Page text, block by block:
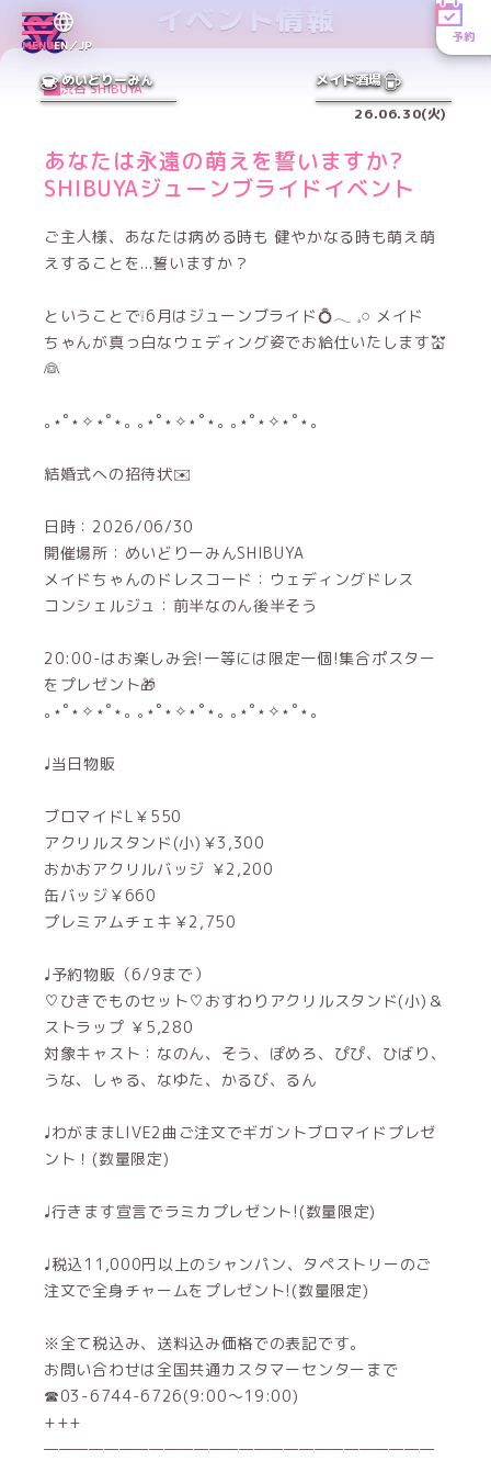
MENUEN／JP
予約
めいどりーみん メイド酒場
イベント情報
渋谷 SHIBUYA
26.06.30(火)
あなたは永遠の萌えを誓いますか?
SHIBUYAジューンブライドイベント
ご主人様、あなたは病める時も 健やかなる時も萌え萌
えすることを...誓いますか？
ということで❕6月はジューンブライド💍‪𓂃 𓈒𓏸 メイド
ちゃんが真っ白なウェディング姿でお給仕いたします💒
👰
‎｡⋆˚⋆✧⋆˚⋆｡ ｡⋆˚⋆✧⋆˚⋆｡ ｡⋆˚⋆✧⋆˚⋆｡
結婚式への招待状✉️
日時：2026/06/30
開催場所：めいどりーみんSHIBUYA
メイドちゃんのドレスコード：ウェディングドレス
コンシェルジュ：前半なのん後半そう
20:00-はお楽しみ会!一等には限定一個!集合ポスター
をプレゼント🎁
‎｡⋆˚⋆✧⋆˚⋆｡ ｡⋆˚⋆✧⋆˚⋆｡ ｡⋆˚⋆✧⋆˚⋆｡
♩当日物販
ブロマイドL￥550
アクリルスタンド(小)￥3,300
おかおアクリルバッジ ￥2,200
缶バッジ￥660
プレミアムチェキ￥2,750
♩予約物販（6/9まで）
♡ひきでものセット♡おすわりアクリルスタンド(小)＆
ストラップ ￥5,280
対象キャスト：なのん、そう、ぽめろ、ぴぴ、ひばり、
うな、しゃる、なゆた、かるび、るん
♩わがままLIVE2曲ご注文でギガントブロマイドプレゼ
ント！(数量限定)
♩行きます宣言でラミカプレゼント!(数量限定)
♩税込11,000円以上のシャンパン、タペストリーのご
注文で全身チャームをプレゼント!(数量限定)
※全て税込み、送料込み価格での表記です。
お問い合わせは全国共通カスタマーセンターまで
☎03-6744-6726(9:00～19:00)
+++
——————————————————————————